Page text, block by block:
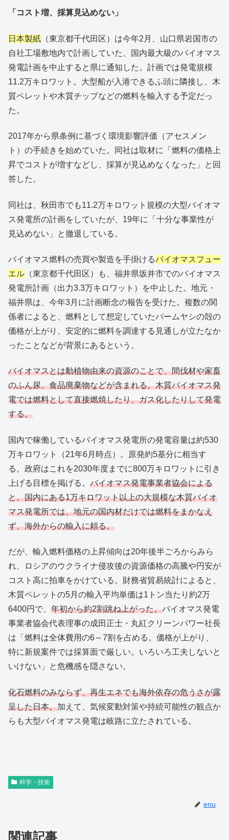
「コスト増、採算見込めない」
日本製紙 （東京都千代田区）は今年2月、山口県岩国市の
自社工場敷地内で計画していた、国内最大級のバイオマス
発電計画を中止すると県に通知した。計画では発電規模
11.2万キロワット。大型船が入港できるふ頭に隣接し、木
質ペレットや木質チップなどの燃料を輸入する予定だっ
た。
2017年から県条例に基づく環境影響評価（アセスメン
ト）の手続きを始めていた。同社は取材に「燃料の価格上
昇でコストが増すなどし、採算が見込めなくなった」と回
答した。
同社は、秋田市でも11.2万キロワット規模の大型バイオマ
ス発電所の計画をしていたが、19年に「十分な事業性が
見込めない」と撤退している。
バイオマス燃料の売買や製造を手掛けるバイオマスフュー
エル （東京都千代田区）も、福井県坂井市でのバイオマス
発電所計画（出力3.3万キロワット）を中止した。地元・
福井県は、今年3月に計画断念の報告を受けた。複数の関
係者によると、燃料として想定していたパームヤシの殻の
価格が上がり、安定的に燃料を調達する見通しが立たなか
ったことなどが背景にあるという。
バイオマスとは動植物由来の資源のことで、間伐材や家畜
のふん尿、食品廃棄物などが含まれる。木質バイオマス発
電では燃料として直接燃焼したり、ガス化したりして発電
する。
国内で稼働しているバイオマス発電所の発電容量は約530
万キロワット（21年6月時点）。原発約5基分に相当す
る。政府はこれを2030年度までに800万キロワットに引き
上げる目標を掲げる。 バイオマス発電事業者協会による
と、国内にある1万キロワット以上の大規模な木質バイオ
マス発電所では、地元の国内材だけでは燃料をまかなえ
ず、海外からの輸入に頼る。
だが、輸入燃料価格の上昇傾向は20年後半ごろからみら
れ、ロシアのウクライナ侵攻後の資源価格の高騰や円安が
コスト高に拍車をかけている。財務省貿易統計によると、
木質ペレットの5月の輸入平均単価は1トン当たり約2万
6400円で、 年初から約2割跳ね上がった。バイオマス発電
事業者協会代表理事の成田正士・丸紅クリーンパワー社長
は「燃料は全体費用の6～7割を占める。価格が上がり、
特に新規案件では採算面で厳しい。いろいろ工夫しないと
いけない」と危機感を隠さない。
化石燃料のみならず、再生エネでも海外依存の危うさが露
呈した日本。加えて、気候変動対策や持続可能性の観点か
らも大型バイオマス発電は岐路に立たされている。
科学・技術
enu
関連記事